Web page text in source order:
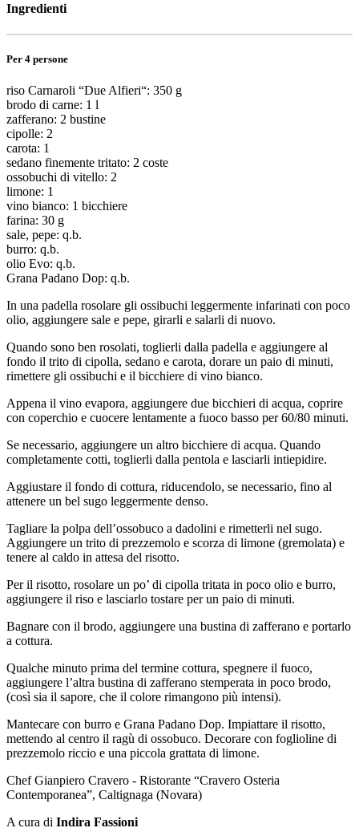
Ingredienti
Per 4 persone
riso Carnaroli “Due Alfieri“: 350 g
brodo di carne: 1 l
zafferano: 2 bustine
cipolle: 2
carota: 1
sedano finemente tritato: 2 coste
ossobuchi di vitello: 2
limone: 1
vino bianco: 1 bicchiere
farina: 30 g
sale, pepe: q.b.
burro: q.b.
olio Evo: q.b.
Grana Padano Dop: q.b.
In una padella rosolare gli ossibuchi leggermente infarinati con poco
olio, aggiungere sale e pepe, girarli e salarli di nuovo.
Quando sono ben rosolati, toglierli dalla padella e aggiungere al
fondo il trito di cipolla, sedano e carota, dorare un paio di minuti,
rimettere gli ossibuchi e il bicchiere di vino bianco.
Appena il vino evapora, aggiungere due bicchieri di acqua, coprire
con coperchio e cuocere lentamente a fuoco basso per 60/80 minuti.
Se necessario, aggiungere un altro bicchiere di acqua. Quando
completamente cotti, toglierli dalla pentola e lasciarli intiepidire.
Aggiustare il fondo di cottura, riducendolo, se necessario, fino al
attenere un bel sugo leggermente denso.
Tagliare la polpa dell’ossobuco a dadolini e rimetterli nel sugo.
Aggiungere un trito di prezzemolo e scorza di limone (gremolata) e
tenere al caldo in attesa del risotto.
Per il risotto, rosolare un po’ di cipolla tritata in poco olio e burro,
aggiungere il riso e lasciarlo tostare per un paio di minuti.
Bagnare con il brodo, aggiungere una bustina di zafferano e portarlo
a cottura.
Qualche minuto prima del termine cottura, spegnere il fuoco,
aggiungere l’altra bustina di zafferano stemperata in poco brodo,
(così sia il sapore, che il colore rimangono più intensi).
Mantecare con burro e Grana Padano Dop. Impiattare il risotto,
mettendo al centro il ragù di ossobuco. Decorare con foglioline di
prezzemolo riccio e una piccola grattata di limone.
Chef Gianpiero Cravero - Ristorante “Cravero Osteria
Contemporanea”, Caltignaga (Novara)
A cura di Indira Fassioni